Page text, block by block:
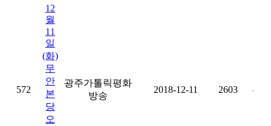
572
12
월
11
일
(화)
무
안
본
당
오
광주가톨릭평화
방송
2018-12-11 2603 -